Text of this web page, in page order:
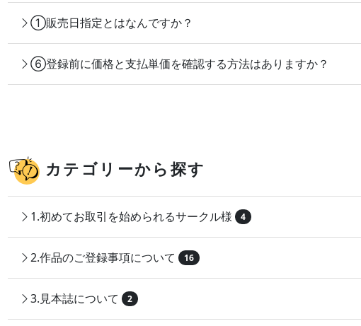
①販売日指定とはなんですか？
⑥登録前に価格と支払単価を確認する方法はありますか？
カテゴリーから探す
1.初めてお取引を始められるサークル様 4
2.作品のご登録事項について 16
3.見本誌について 2